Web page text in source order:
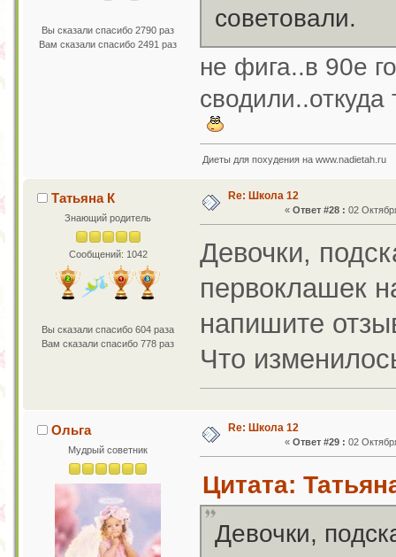
Вы сказали спасибо 2790 раз
Вам сказали спасибо 2491 раз
советовали.
не фига..в 90е
Диеты для похудения на www.nadietah.ru
Татьяна К
Знающий родитель
Сообщений: 1042
Вы сказали спасибо 604 раза
Вам сказали спасибо 778 раз
Re: Школа 12
«Ответ #28 : 02
Девочки,
первоклашек
напишите
Что
Ольга
Мудрый советник
Re: Школа 12
«Ответ #29 : 02
Цитата:
Девочки,